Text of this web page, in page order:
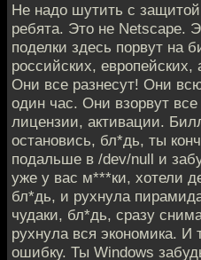
Не надо шутить с
ребята. Это не Netscape.
поделки здесь порвут на
российских, европейских,
Они все разнесут! Они
один час. Они взорвут
лицензии, активации.
остановись, бл*дь, ты
подальше в /dev/null и
уже у вас м***ки, хотели
бл*дь, и рухнула
чудаки, бл*дь, сразу
рухнула вся экономика.
ошибку. Ты Windows